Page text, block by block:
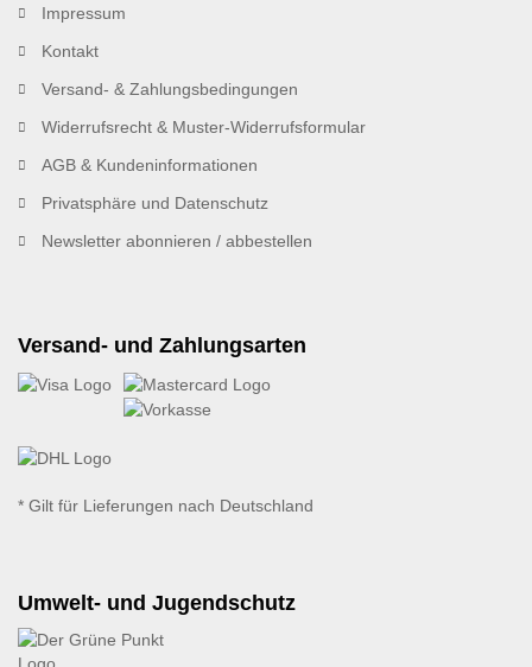
Impressum
Kontakt
Versand- & Zahlungsbedingungen
Widerrufsrecht & Muster-Widerrufsformular
AGB & Kundeninformationen
Privatsphäre und Datenschutz
Newsletter abonnieren / abbestellen
Versand- und Zahlungsarten
* Gilt für Lieferungen nach Deutschland
Umwelt- und Jugendschutz